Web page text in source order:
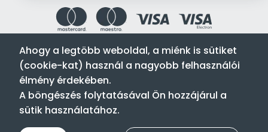
Festék’96 Kft. © 1996-2024. Minden jog fenntartva.
Tervezte és készítette:
forgalmazója.
Ahogy a legtöbb weboldal, a miénk is sütiket
(cookie-kat) használ a nagyobb felhasználói
élmény érdekében.
A böngészés folytatásával Ön hozzájárul a
sütik használatához.